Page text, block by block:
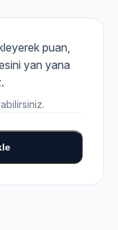
puan,
yan yana